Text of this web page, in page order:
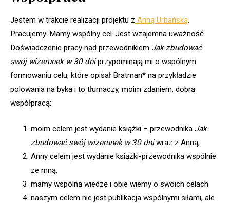
Jestem w trakcie realizacji projektu z Anną Urbańską.
Pracujemy. Mamy wspólny cel. Jest wzajemna uważność.
Doświadczenie pracy nad przewodnikiem Jak zbudować
swój wizerunek w 30 dniprzypominają mi o wspólnym
formowaniu celu, które opisał Bratman* na przykładzie
polowania na byka i to tłumaczy, moim zdaniem, dobrą
współpracą:
moim celem jest wydanie książki – przewodnika Jak
zbudować swój wizerunek w 30 dniwraz z Anną,
Anny celem jest wydanie książki-przewodnika wspólnie
ze mną,
mamy wspólną wiedzę i obie wiemy o swoich celach
naszym celem nie jest publikacja wspólnymi siłami, ale